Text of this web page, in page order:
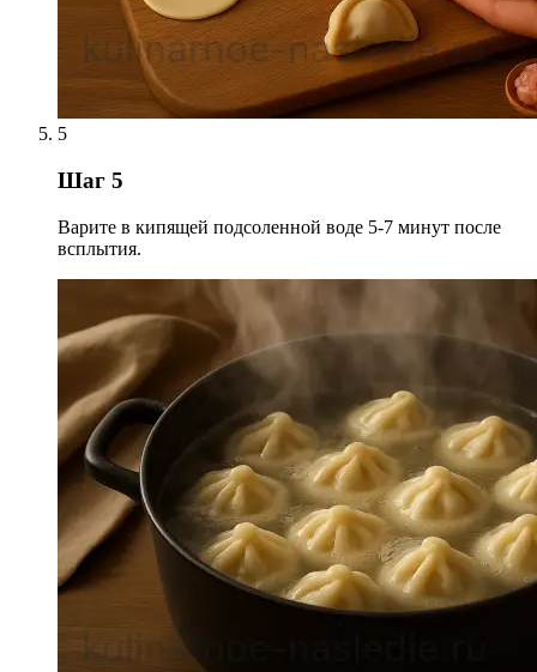
5
Шаг 5
Варите в кипящей подсоленной воде 5-7 минут после
всплытия.